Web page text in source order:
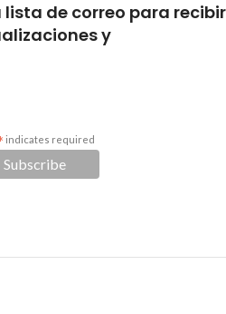
lista de correo para recibir
y
indicates required